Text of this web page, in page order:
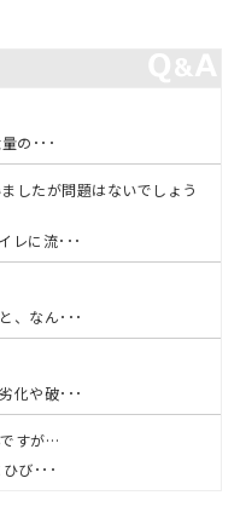
の･･･
したが問題はないでしょう
レに流･･･
、なん･･･
化や破･･･
すが…
び･･･